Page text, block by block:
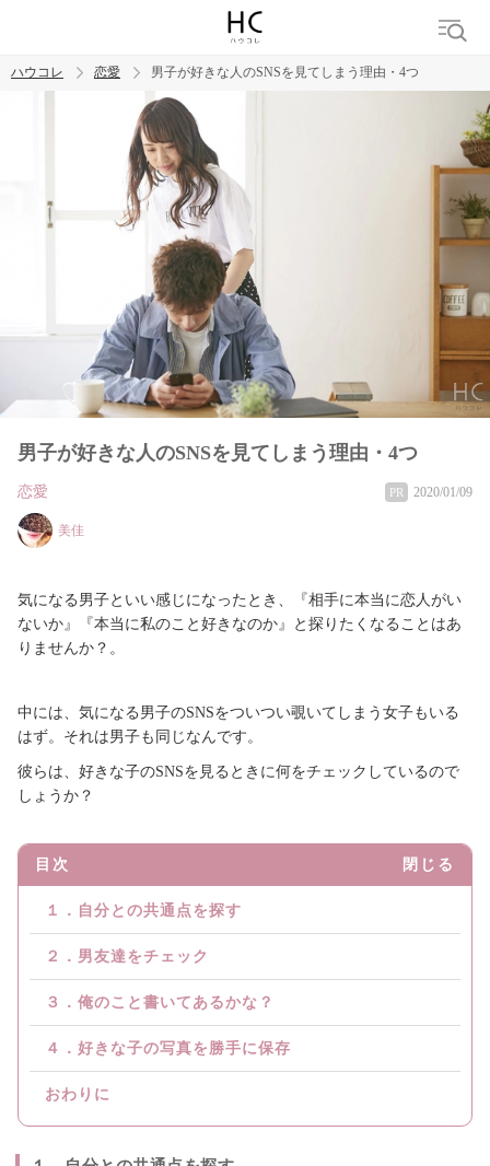
トレンド ワード
恋愛
ハウコレ 恋愛 男子が好きな人のSNSを見てしまう理由・4つ
男子が好きな人のSNSを見てしまう理由・4つ
恋愛 PR 2020/01/09
美佳
気になる男子といい感じになったとき、『相手に本当に恋人がい
ないか』『本当に私のこと好きなのか』と探りたくなることはあ
りませんか？。
中には、気になる男子のSNSをついつい覗いてしまう女子もいる
はず。それは男子も同じなんです。
彼らは、好きな子のSNSを見るときに何をチェックしているので
しょうか？
目次 閉じる
１．自分との共通点を探す
２．男友達をチェック
３．俺のこと書いてあるかな？
４．好きな子の写真を勝手に保存
おわりに